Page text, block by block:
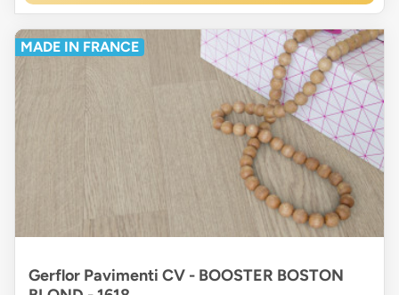
MADE IN FRANCE
Gerflor Pavimenti CV - BOOSTER BOSTON